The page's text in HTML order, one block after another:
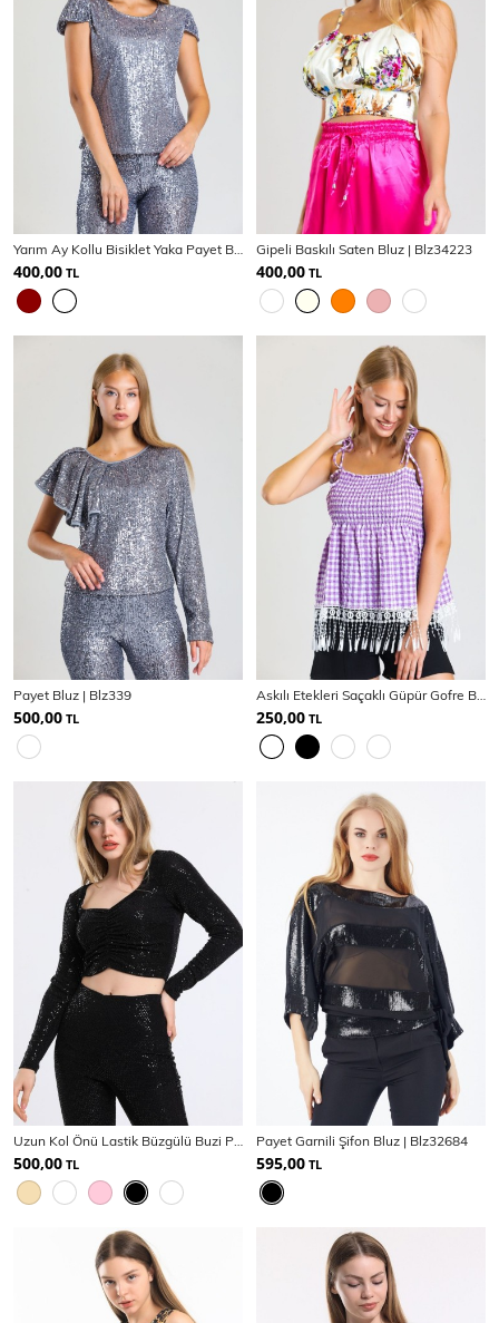
Yarım Ay Kollu Bisiklet Yaka Payet Bluz | Blz34157
400,00 TL
Gipeli Baskılı Saten Bluz | Blz34223
400,00 TL
Payet Bluz | Blz339
500,00 TL
Askılı Etekleri Saçaklı Güpür Gofre Bluz |Blz33496
250,00 TL
Uzun Kol Önü Lastik Büzgülü Buzi Payet Bluz Blz34189
500,00 TL
Payet Garnili Şifon Bluz | Blz32684
595,00 TL